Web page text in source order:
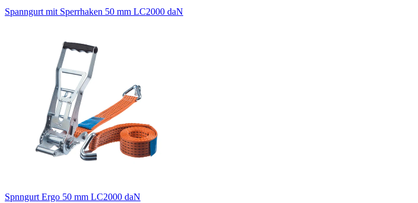
Spanngurt mit Sperrhaken 50 mm LC2000 daN
Spnngurt Ergo 50 mm LC2000 daN